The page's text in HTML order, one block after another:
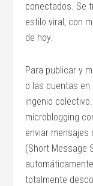
conectados. Se
estilo viral, con
de hoy.
Para publicar y
o las cuentas en
ingenio
microblogging
enviar mensajes
(Short Message
totalmente